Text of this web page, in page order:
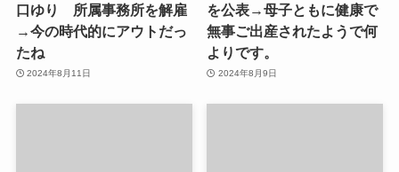
口ゆり 所属事務所を解雇
→今の時代的にアウトだっ
たね
2024年8月11日
を公表→母子ともに健康で
無事ご出産されたようで何
よりです。
2024年8月9日